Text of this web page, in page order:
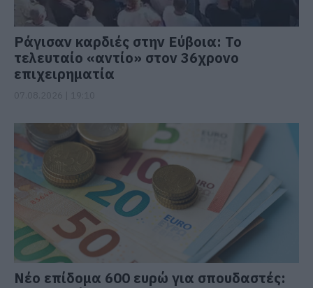
Ράγισαν καρδιές στην Εύβοια: Το
τελευταίο «αντίο» στον 36χρονο
επιχειρηματία
Νέο επίδομα 600 ευρώ για σπουδαστές: